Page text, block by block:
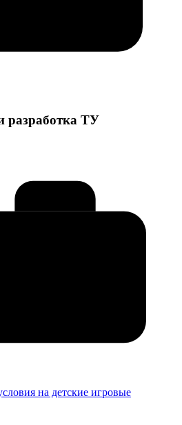
разработка ТУ
на детские игровые